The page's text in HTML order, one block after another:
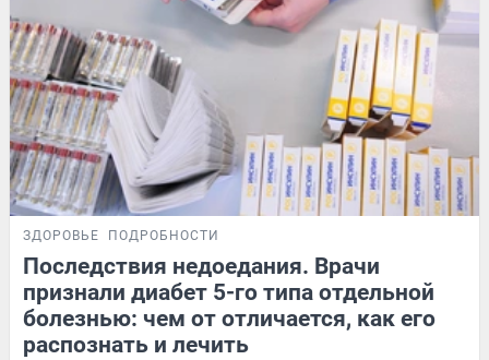
ЗДОРОВЬЕ ПОДРОБНОСТИ
Последствия недоедания. Врачи
признали диабет 5-го типа отдельной
болезнью: чем от отличается, как его
распознать и лечить